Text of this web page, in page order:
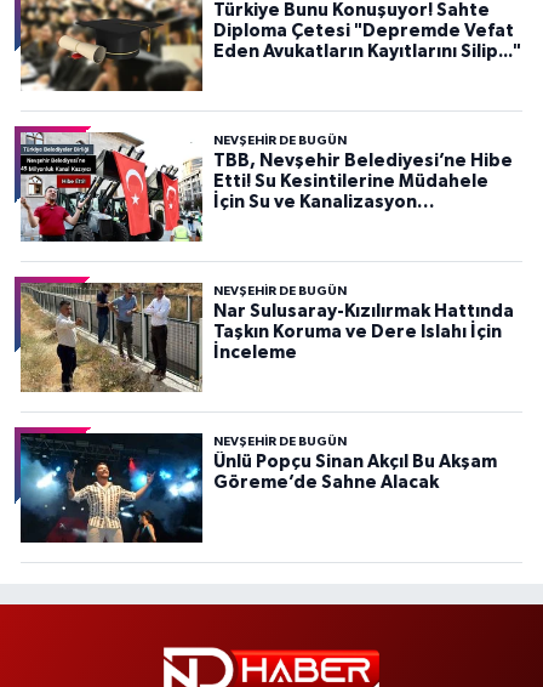
Türkiye Bunu Konuşuyor! Sahte
Diploma Çetesi "Depremde Vefat
Eden Avukatların Kayıtlarını Silip..."
NEVŞEHIR DE BUGÜN
TBB, Nevşehir Belediyesi’ne Hibe
Etti! Su Kesintilerine Müdahele
İçin Su ve Kanalizasyon
NEVŞEHIR DE BUGÜN
Nar Sulusaray-Kızılırmak Hattında
Taşkın Koruma ve Dere Islahı İçin
İnceleme
NEVŞEHIR DE BUGÜN
Ünlü Popçu Sinan Akçıl Bu Akşam
Göreme’de Sahne Alacak